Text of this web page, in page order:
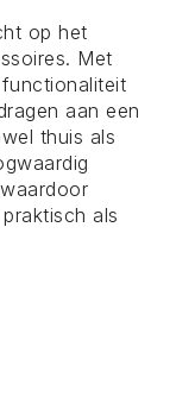
op het
Met
aan een
thuis als
als